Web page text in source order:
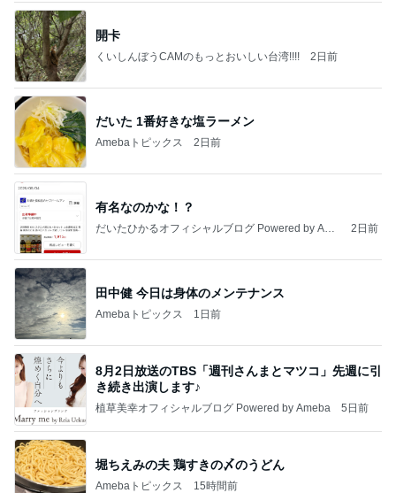
開卡
くいしんぼうCAMのもっとおいしい台湾!!!! 2日前
だいた 1番好きな塩ラーメン
Amebaトピックス 2日前
有名なのかな！？
だいたひかるオフィシャルブログ Powered by Ame
2日前
田中健 今日は身体のメンテナンス
Amebaトピックス 1日前
8月2日放送のTBS「週刊さんまとマツコ」先週に引
き続き出演します♪
植草美幸オフィシャルブログ Powered by Ameba 5日前
堀ちえみの夫 鶏すきの〆のうどん
Amebaトピックス 15時間前